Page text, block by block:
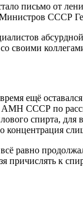
письмо от
Министров СССР
своими
ещё
АМН СССР по
спирта,
концентрация
равно
причислять к